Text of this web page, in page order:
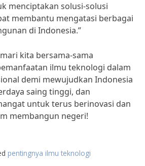
menciptakan solusi-solusi
membantu mengatasi berbagai
di Indonesia.”
kita bersama-sama
ilmu teknologi dalam
demi mewujudkan Indonesia
saing tinggi, dan
untuk terus berinovasi dan
membangun negeri!
pentingnya ilmu teknologi